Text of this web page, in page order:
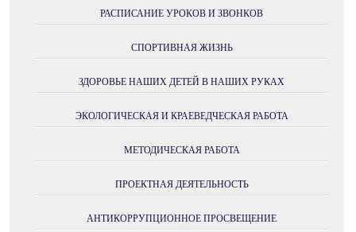
РАСПИСАНИЕ УРОКОВ И ЗВОНКОВ
СПОРТИВНАЯ ЖИЗНЬ
ЗДОРОВЬЕ НАШИХ ДЕТЕЙ В НАШИХ РУКАХ
ЭКОЛОГИЧЕСКАЯ И КРАЕВЕДЧЕСКАЯ РАБОТА
МЕТОДИЧЕСКАЯ РАБОТА
ПРОЕКТНАЯ ДЕЯТЕЛЬНОСТЬ
АНТИКОРРУПЦИОННОЕ ПРОСВЕЩЕНИЕ